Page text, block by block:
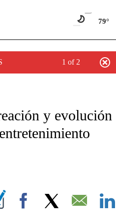
79°
1 of 2
PAGES ON "CNN SPANISH".
y evolución
NEW PAGES ON "CNN NEWSOURCE".
Facebook Email